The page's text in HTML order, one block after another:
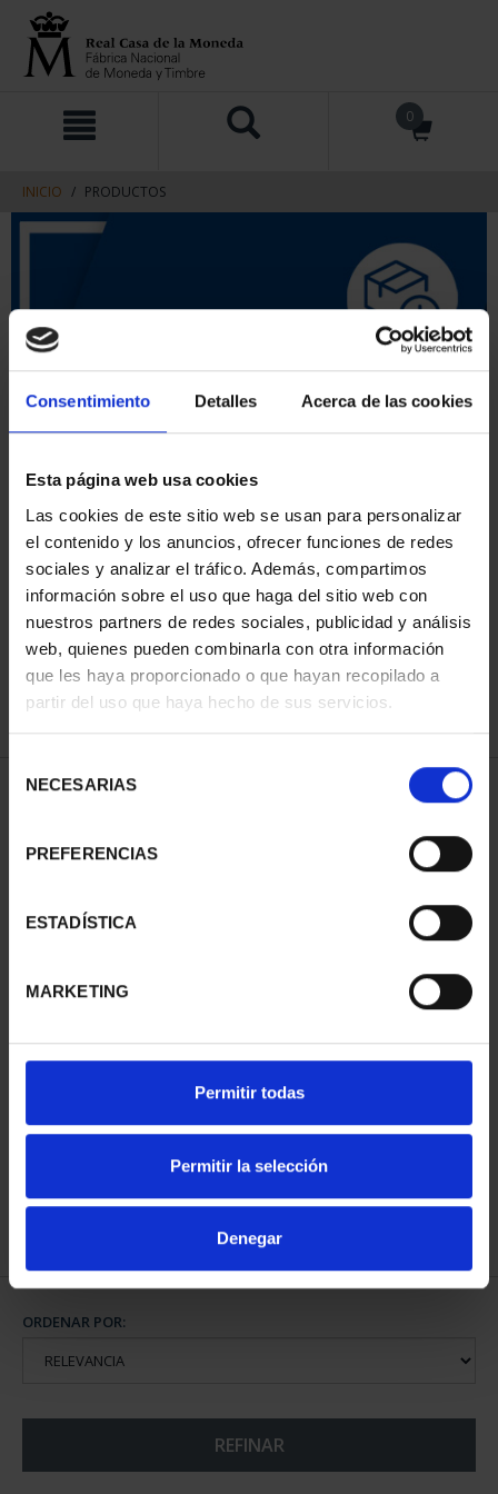
Consentimiento Detalles Acerca de las cookies
Esta página web usa cookies
Las cookies de este sitio web se usan para personalizar
el contenido y los anuncios, ofrecer funciones de redes
sociales y analizar el tráfico. Además, compartimos
información sobre el uso que haga del sitio web con
nuestros partners de redes sociales, publicidad y análisis
web, quienes pueden combinarla con otra información
que les haya proporcionado o que hayan recopilado a
partir del uso que haya hecho de sus servicios.
NECESARIAS
PREFERENCIAS
ESTADÍSTICA
MARKETING
Permitir todas
Permitir la selección
Denegar
contenido
navegacin
0
INICIO PRODUCTOS
ORDENAR POR:
REFINAR
1 Productos encontrados
CIUDADES PATRIMONIO
73,00 €
ORDENAR POR:
REFINAR